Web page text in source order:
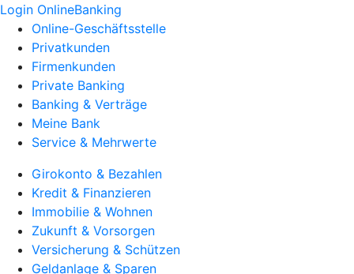
Login OnlineBanking
Online-Geschäftsstelle
Privatkunden
Firmenkunden
Private Banking
Banking & Verträge
Meine Bank
Service & Mehrwerte
Girokonto & Bezahlen
Kredit & Finanzieren
Immobilie & Wohnen
Zukunft & Vorsorgen
Versicherung & Schützen
Geldanlage & Sparen